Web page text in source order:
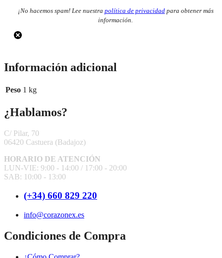
¡No hacemos spam! Lee nuestra política de privacidadpara obtener más
información.
Información adicional
Peso 1 kg
¿Hablamos?
C/ Pilar, 70
06420 Castuera (Badajoz)
HORARIO DE ATENCIÓN
LUN-VIE: 9:00 - 14:00 / 17:00 - 20:00
SAB: 10:00 - 13:00
(+34) 660 829 220
info@corazonex.es
Condiciones de Compra